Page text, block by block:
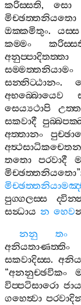
කරිස‍්සති, සො
මිච‍්ඡත‍්තනියතො
ඔක‍්කමිතුං.යස‍්ස
කම‍්මං
අනුප‍්පාදිතත‍්තා
සම‍්මත‍්තනියාමං
සන‍්නිට‍්ඨානං.
අභබ‍්බොයෙව
සෙය්‍යථාපි
සකවාදී
අත‍්තානං
තතො
පරවාදී
මිච‍්ඡත‍්තනියතො”
පුග‍්ගලස‍්ස
සන්‍ධාය න හෙව
නනු
තං
අනියතාණත‍්තිං
සකවාදිස‍්ස.
“අනනුච‍්ඡවිකං
විප‍්පටිසාරො
ගහෙත්‍වා